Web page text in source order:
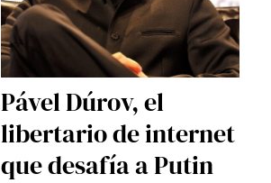
Pável Dúrov, el
libertario de internet
que desafía a Putin